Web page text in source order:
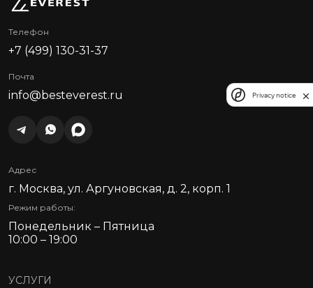
Телефон
+7 (499) 130-31-37
Почта
info@besteverest.ru
Адрес
г. Москва, ул. Аргуновская, д. 2, корп. 1
Режим работы:
Понедельник – Пятница
10:00 – 19:00
УСЛУГИ
Privacy notice